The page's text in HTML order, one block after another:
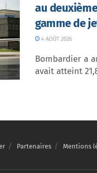
au
gamme de
4 AOÛT 2026
Bombardier a
avait atteint
Partenaires Mentions